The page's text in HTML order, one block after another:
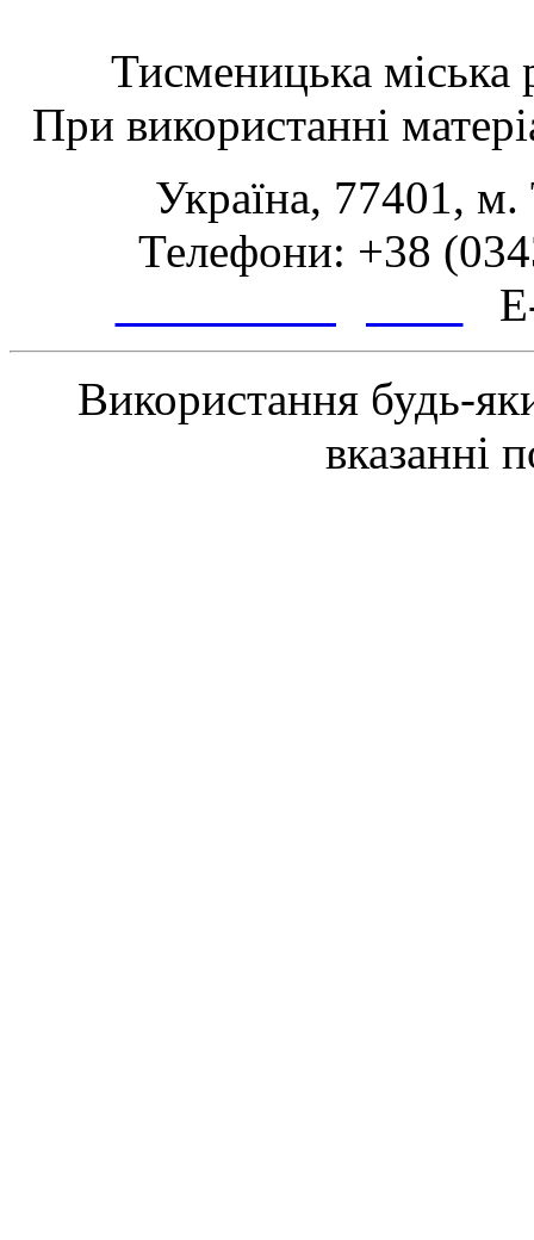
Тисменицька міська
При використанні
Україна, 77401,
Телефони: +38
Використання будь-
вказанні